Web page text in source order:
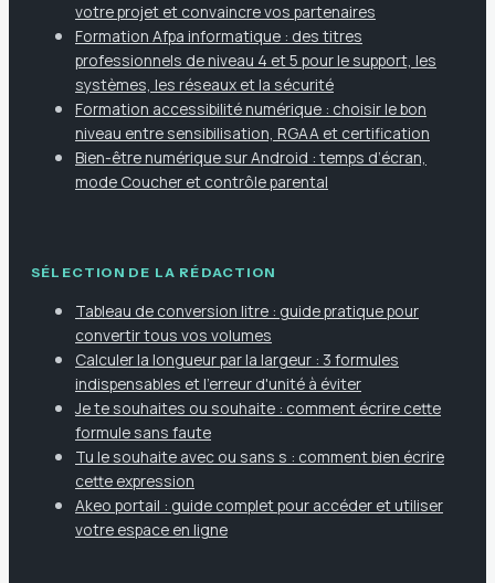
votre projet et convaincre vos partenaires
Formation Afpa informatique : des titres
professionnels de niveau 4 et 5 pour le support, les
systèmes, les réseaux et la sécurité
Formation accessibilité numérique : choisir le bon
niveau entre sensibilisation, RGAA et certification
Bien-être numérique sur Android : temps d’écran,
mode Coucher et contrôle parental
SÉLECTION DE LA RÉDACTION
Tableau de conversion litre : guide pratique pour
convertir tous vos volumes
Calculer la longueur par la largeur : 3 formules
indispensables et l'erreur d'unité à éviter
Je te souhaites ou souhaite : comment écrire cette
formule sans faute
Tu le souhaite avec ou sans s : comment bien écrire
cette expression
Akeo portail : guide complet pour accéder et utiliser
votre espace en ligne